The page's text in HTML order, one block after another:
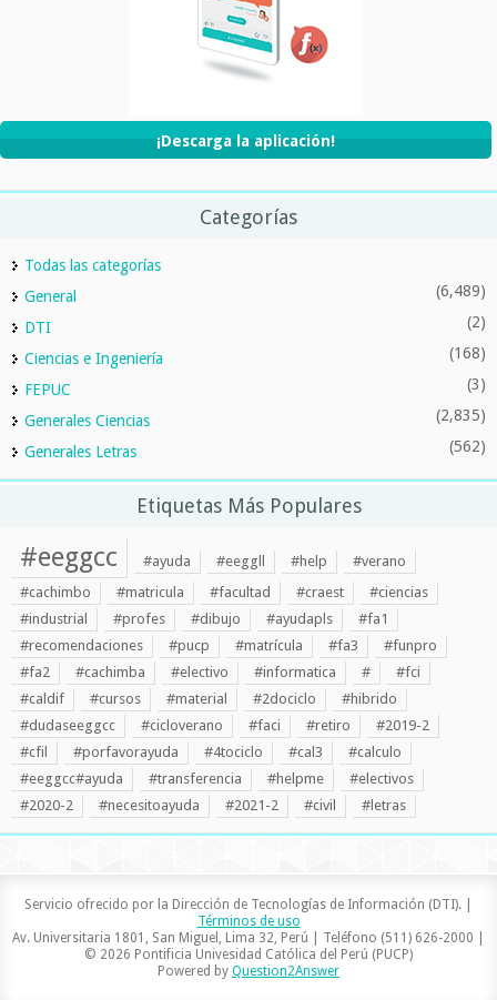
¡Descarga la aplicación!
Categorías
Todas las categorías
General
(6,489)
DTI (2)
Ciencias e Ingeniería (168)
FEPUC (3)
Generales Ciencias (2,835)
Generales Letras (562)
Etiquetas Más Populares
#eeggcc #ayuda #eeggll #help
#verano
#cachimbo
#matricula #facultad #craest
#ciencias
#industrial
#profes #dibujo #ayudapls
#fa1
#recomendaciones
#pucp #matrícula #fa3
#funpro
#fa2
#cachimba #electivo #informatica #
#fci
#caldif
#cursos #material #2dociclo
#hibrido
#dudaseeggcc
#cicloverano #faci #retiro
#2019-2
#cfil
#porfavorayuda #4tociclo #cal3
#calculo
#eeggcc#ayuda
#transferencia #helpme
#electivos
#2020-2
#necesitoayuda #2021-2 #civil #letras
Servicio ofrecido por la Dirección de Tecnologías de Información (DTI). |
Términos de uso
Av. Universitaria 1801, San Miguel, Lima 32, Perú | Teléfono (511) 626-2000 |
© 2026 Pontificia Univesidad Católica del Perú (PUCP)
Powered by Question2Answer